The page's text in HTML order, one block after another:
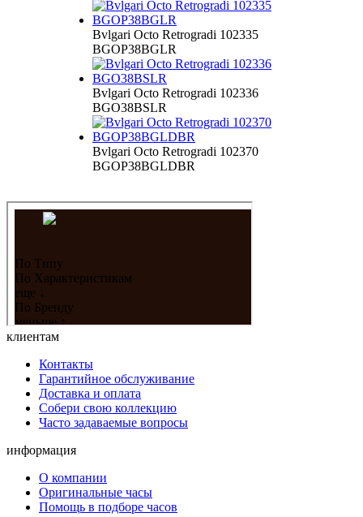
Bvlgari Octo Retrogradi 102335
BGOP38BGLR
Bvlgari Octo Retrogradi 102336
BGO38BSLR
Bvlgari Octo Retrogradi 102370
BGOP38BGLDBR
клиентам
Контакты
Гарантийное обслуживание
Доставка и оплата
Собери свою коллекцию
Часто задаваемые вопросы
информация
О компании
Оригинальные часы
Помощь в подборе часов